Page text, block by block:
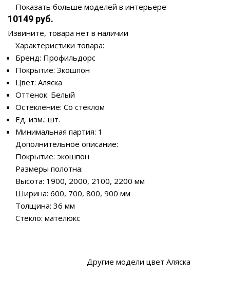
Показать больше моделей в интерьере
10149 руб.
Извините, товара нет в наличии
Характеристики товара:
Бренд: Профильдорс
Покрытие: Экошпон
Цвет: Аляска
Оттенок: Белый
Остекление: Со стеклом
Ед. изм.: шт.
Минимальная партия: 1
Дополнительное описание:
Покрытие: экошпон
Размеры полотна:
Высота: 1900, 2000, 2100, 2200 мм
Ширина: 600, 700, 800, 900 мм
Толщина: 36 мм
Стекло: мателюкс
Другие модели цвет Аляска